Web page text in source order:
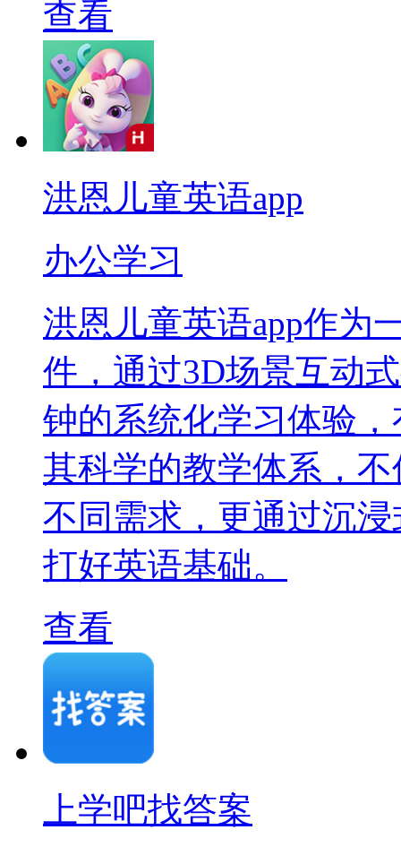
查看
洪恩儿童英语app
办公学习
洪恩儿童英语app作为
件，通过3D场景互动
钟的系统化学习体验
其科学的教学体系，
不同需求，更通过沉
打好英语基础。
查看
上学吧找答案